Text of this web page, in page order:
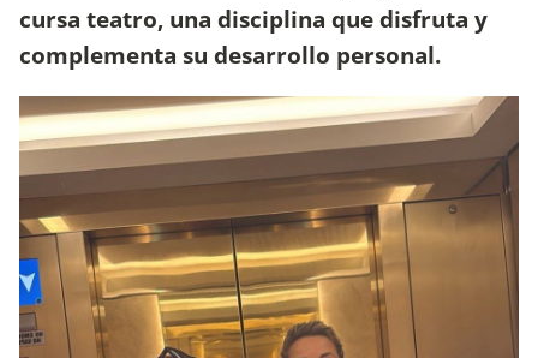
cursa teatro, una disciplina que disfruta y
complementa su desarrollo personal.